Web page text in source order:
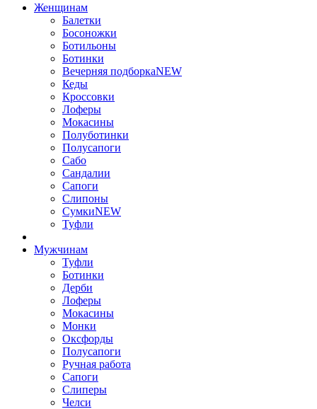
Женщинам
Балетки
Босоножки
Ботильоны
Ботинки
Вечерняя подборкаNEW
Кеды
Кроссовки
Лоферы
Мокасины
Полуботинки
Полусапоги
Сабо
Сандалии
Сапоги
Слипоны
СумкиNEW
Туфли
Мужчинам
Туфли
Ботинки
Дерби
Лоферы
Мокасины
Монки
Оксфорды
Полусапоги
Ручная работа
Сапоги
Слиперы
Челси